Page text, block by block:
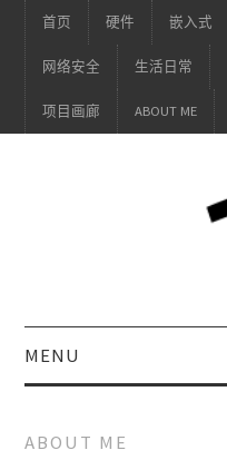
首页 硬件 嵌入式
网络安全 生活日常
项目画廊 ABOUT ME
MENU
ABOUT ME